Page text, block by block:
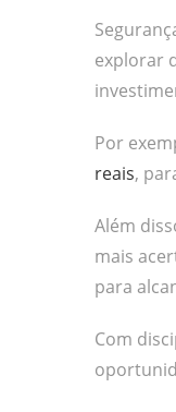
explorar
Por
reais,
Além
mais
para
Com